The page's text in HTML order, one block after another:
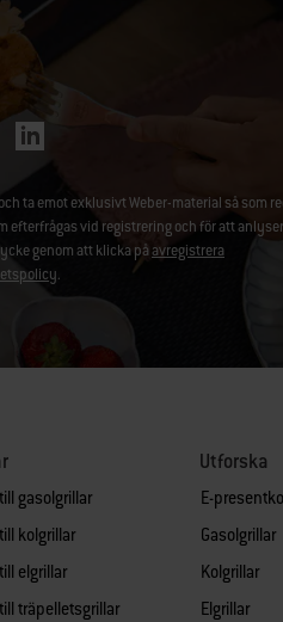
ta emot exklusivt Weber-material så som
vid registrering och för att
genom att klicka påavregistrera
.
gasolgrillar
kolgrillar
elgrillar
träpelletsgrillar
Utforska
E-
Gasolgrillar
Kolgrillar
Elgrillar